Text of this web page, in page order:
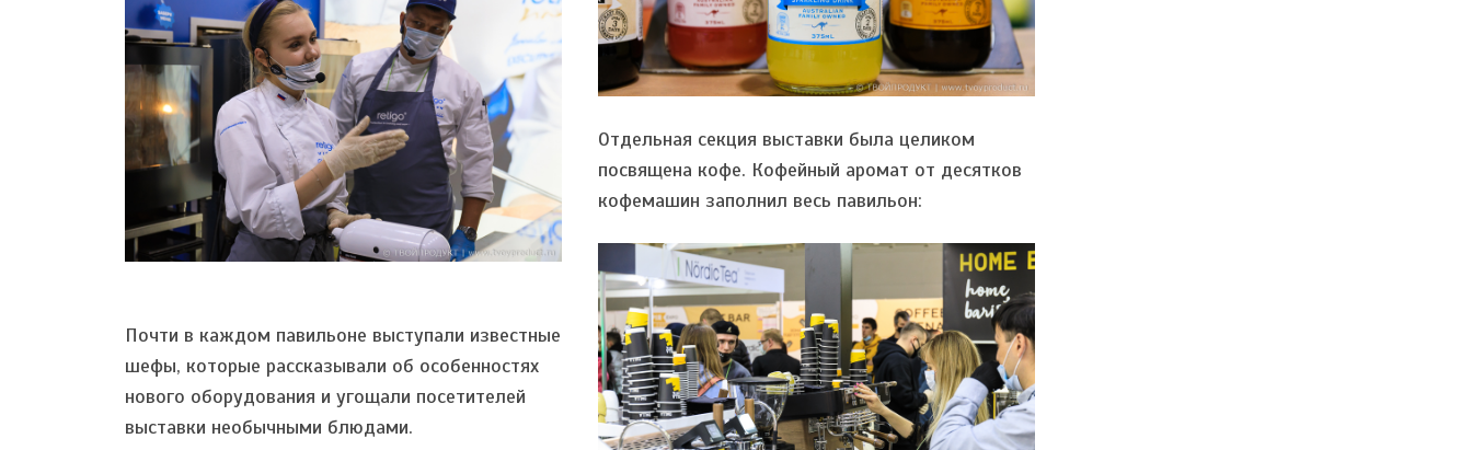
Почти в каждом павильоне выступали известные
шефы, которые рассказывали об особенностях
нового оборудования и угощали посетителей
выставки необычными блюдами.
Отдельная секция выставки была целиком
посвящена кофе. Кофейный аромат от десятков
кофемашин заполнил весь павильон: